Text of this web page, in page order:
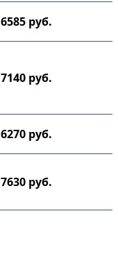
6585 руб.
7140 руб.
6270 руб.
7630 руб.